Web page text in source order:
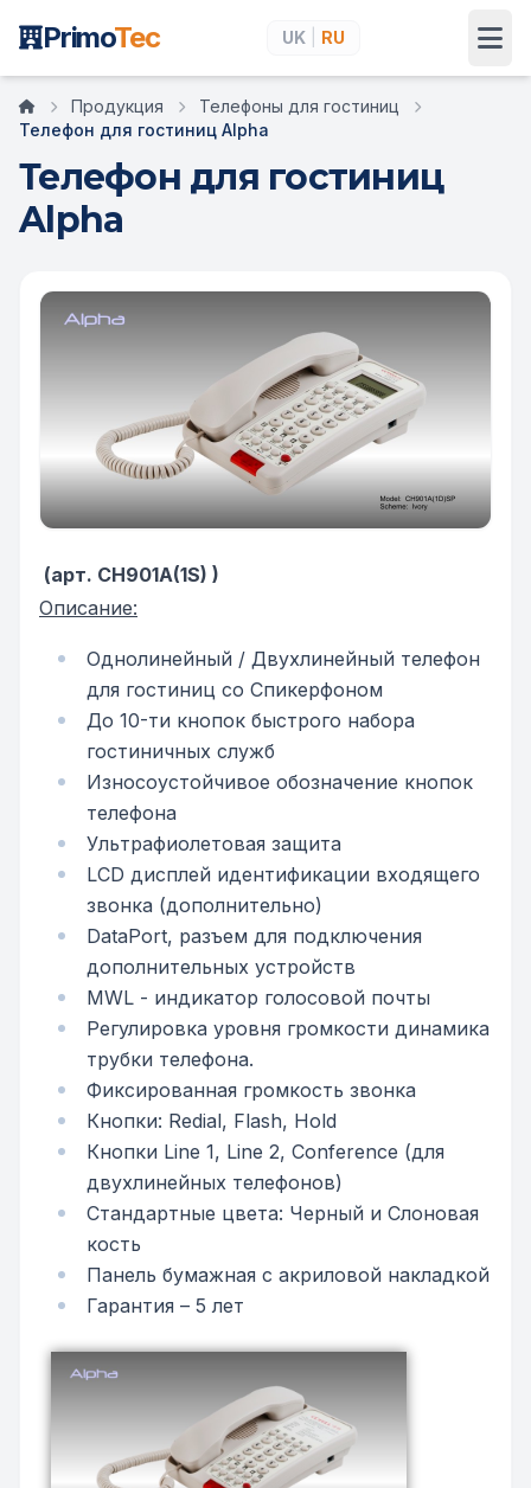
PrimoTec UK RU
ГлавнаяПродукция
Телефоны для гостиниц
Телефон для гостиниц Alpha
Телефон для гостиниц
Alpha
(арт. CH901A(1S) )
Описание:
Однолинейный / Двухлинейный телефон
для гостиниц со Спикерфоном
До 10-ти кнопок быстрого набора
гостиничных служб
Износоустойчивое обозначение кнопок
телефона
Ультрафиолетовая защита
LCD дисплей идентификации входящего
звонка (дополнительно)
DataPort, разъем для подключения
дополнительных устройств
MWL - индикатор голосовой почты
Регулировка уровня громкости динамика
трубки телефона.
Фиксированная громкость звонка
Кнопки: Redial, Flash, Hold
Кнопки Line 1, Line 2, Conference (для
двухлинейных телефонов)
Стандартные цвета: Черный и Слоновая
кость
Панель бумажная с акриловой накладкой
Гарантия – 5 лет